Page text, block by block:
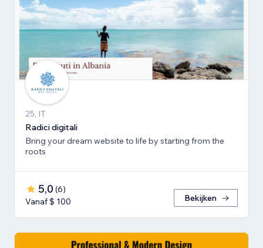
25, IT
Radici digitali
Bring your dream website to life by starting from the
roots
5,0 (6)
Vanaf $ 100
Bekijken